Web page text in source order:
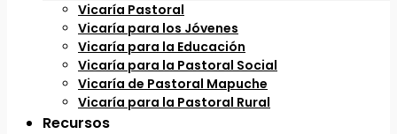
Vicaría Pastoral
Vicaría para los Jóvenes
Vicaría para la Educación
Vicaría para la Pastoral Social
Vicaría de Pastoral Mapuche
Vicaría para la Pastoral Rural
Recursos